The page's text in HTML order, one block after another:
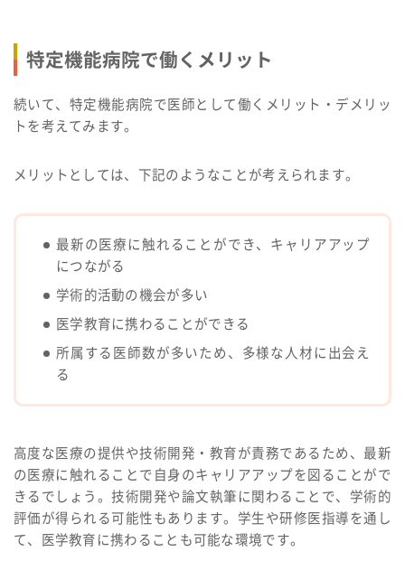
特定機能病院で働くメリット
続いて、特定機能病院で医師として働くメリット・デメリッ
トを考えてみます。
メリットとしては、下記のようなことが考えられます。
最新の医療に触れることができ、キャリアアップ
につながる
学術的活動の機会が多い
医学教育に携わることができる
所属する医師数が多いため、多様な人材に出会え
る
高度な医療の提供や技術開発・教育が責務であるため、最新
の医療に触れることで自身のキャリアアップを図ることがで
きるでしょう。技術開発や論文執筆に関わることで、学術的
評価が得られる可能性もあります。学生や研修医指導を通し
て、医学教育に携わることも可能な環境です。